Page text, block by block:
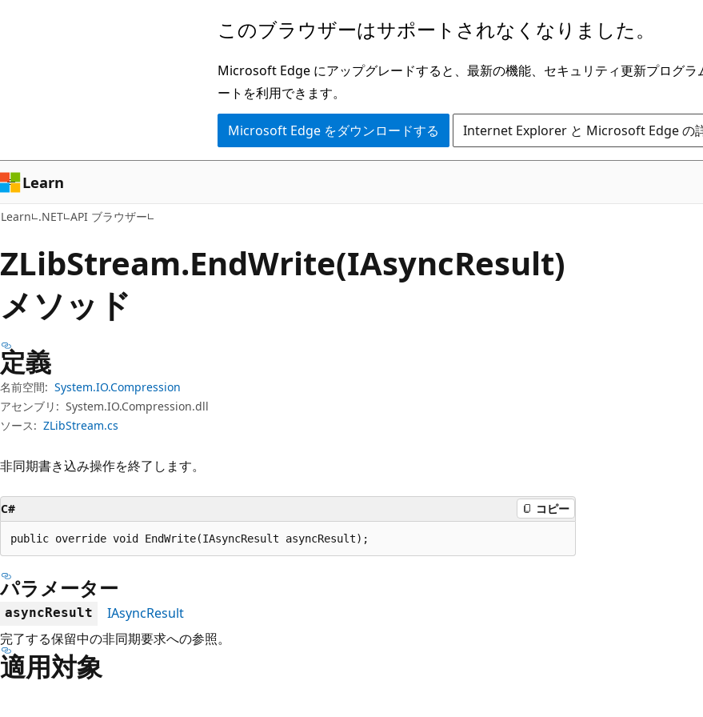
ン
ツ
に
ス
ッ
プ
ゲ
ー
シ
ョ
に
ス
キ
プ
このブラウザーはサポートされなくなりました。
Microsoft Edge にアップグレードすると、最新の機能、セキュリティ更新プログラ
ートを利用できます。
Microsoft Edge をダウンロードする Internet Explorer と Microsoft Edge の
Learn
Learn .NET API ブラウザー
ZLibStream.EndWrite(IAsyncResult)
メソッド
定義
名前空間: System.IO.Compression
アセンブリ: System.IO.Compression.dll
ソース: ZLibStream.cs
非同期書き込み操作を終了します。
C# コピー
public override void EndWrite(IAsyncResult asyncResult);
パラメーター
asyncResult
IAsyncResult
完了する保留中の非同期要求への参照。
適用対象